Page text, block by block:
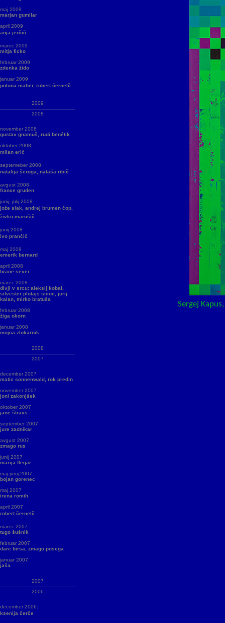
maj 2009
marjan gumilar
april 2009
anja jerčič
marec 2009
mitja ficko
februar 2009
zdenka žido
januar 2009
polona maher, robert černelč
2009
2008
november 2008
gustav gnamuš, rudi benétik
oktober 2008
milan erič
septemeber 2008
natalija šeruga, nataša ribič
avgust 2008
france gruden
junij, julij 2008
jože slak, andrej brumen čop,
živko marušič
junij 2008
ivo prančič
maj 2008
emerik bernard
april 2008
brane sever
marec 2008
divji v srcu: aleksij kobal,
silvester plotajs sicoe, jurij
kalan, mirko bratuša
februar 2008
žiga okorn
januar 2008
mojca zlokarnik
2008
2007
december 2007
matic sonnenwald, rok predin
november 2007
joni zakonjšek
oktober 2007
jane štravs
september 2007
jure zadnikar
avgust 2007
zmago rus
junij 2007
marija flegar
maj-junij 2007
bojan gorenec
maj 2007
irena romih
april 2007
robert černelč
marec 2007
tugo šušnik
februar 2007
dare birsa, zmago posega
januar 2007:
jaša
2007
2006
december 2006:
ksenija čerče
Sergej Kapus,